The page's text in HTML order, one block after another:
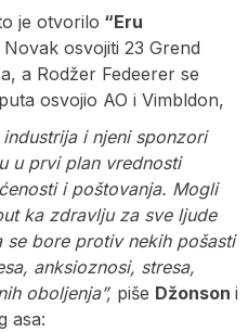
je otvorilo “Eru
osvojiti 23 Grend
a Rodžer Fedeerer se
osvojio AO i Vimbldon,
i njeni sponzori
u prvi plan vrednosti
i poštovanja. Mogli
ka zdravlju za sve ljude
bore protiv nekih pošasti
anksioznosi, stresa,
oboljenja”, piše Džonson i
asa: